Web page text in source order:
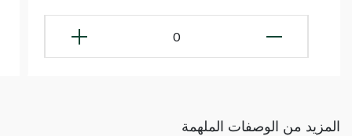
0
المزيد من الوصفات الملهمة